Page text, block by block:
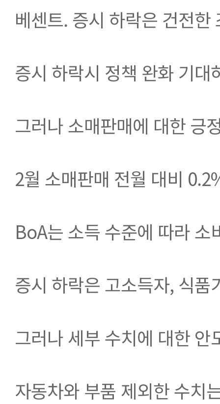
베센트. 증시 하락은 건전한
증시 하락시 정책 완화 기
그러나 소매판매에 대한 긍
2월 소매판매 전월 대비
BoA는 소득 수준에 따라
증시 하락은 고소득자, 식품
그러나 세부 수치에 대한
자동차와 부품 제외한 수치